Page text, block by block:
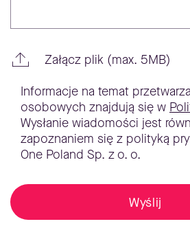
Załącz plik (max. 5MB)
Informacje na temat
osobowych znajdują się w
Wysłanie wiadomości jest
zapoznaniem się z polityką
One Poland Sp. z o. o.
Wyślij